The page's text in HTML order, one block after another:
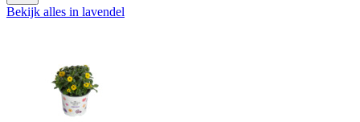
Bekijk alles in lavendel